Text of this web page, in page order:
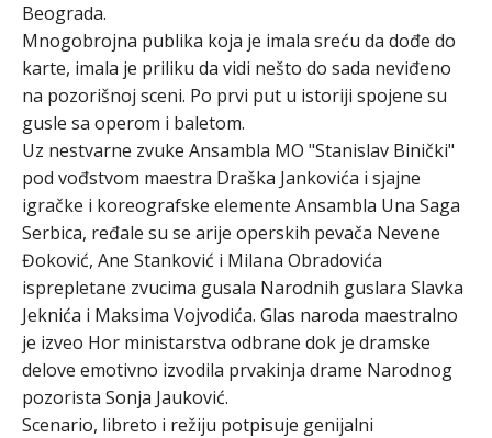
Beograda.
Mnogobrojna publika koja je imala sreću da dođe do
karte, imala je priliku da vidi nešto do sada neviđeno
na pozorišnoj sceni. Po prvi put u istoriji spojene su
gusle sa operom i baletom.
Uz nestvarne zvuke Ansambla MO "Stanislav Binički"
pod vođstvom maestra Draška Jankovića i sjajne
igračke i koreografske elemente Ansambla Una Saga
Serbica, ređale su se arije operskih pevača Nevene
Đoković, Ane Stanković i Milana Obradovića
isprepletane zvucima gusala Narodnih guslara Slavka
Jeknića i Maksima Vojvodića. Glas naroda maestralno
je izveo Hor ministarstva odbrane dok je dramske
delove emotivno izvodila prvakinja drame Narodnog
pozorista Sonja Jauković.
Scenario, libreto i režiju potpisuje genijalni